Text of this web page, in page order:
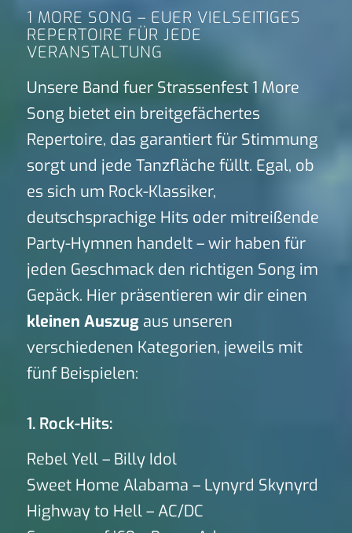
1 MORE SONG – EUER VIELSEITIGES
REPERTOIRE FÜR JEDE
VERANSTALTUNG
Unsere Band fuer Strassenfest 1 More
Song bietet ein breitgefächertes
Repertoire, das garantiert für Stimmung
sorgt und jede Tanzfläche füllt. Egal, ob
es sich um Rock-Klassiker,
deutschsprachige Hits oder mitreißende
Party-Hymnen handelt – wir haben für
jeden Geschmack den richtigen Song im
Gepäck. Hier präsentieren wir dir einen
kleinen Auszugaus unseren
verschiedenen Kategorien, jeweils mit
fünf Beispielen:
1. Rock-Hits:
Rebel Yell – Billy Idol
Sweet Home Alabama – Lynyrd Skynyrd
Highway to Hell – AC/DC